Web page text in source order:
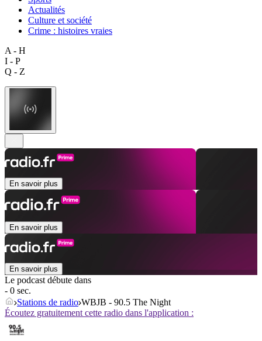
Actualités
Culture et société
Crime : histoires vraies
A - H
I - P
Q - Z
En savoir plus
En savoir plus
En savoir plus
Le podcast débute dans
- 0 sec.
Stations de radio WBJB - 90.5 The Night
Écoutez gratuitement cette radio dans l'application :